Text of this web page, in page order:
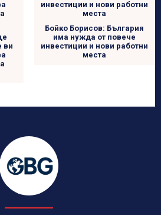
ви
Бойко Борисов: България
има нужда от повече
инвестиции и нови работни
места